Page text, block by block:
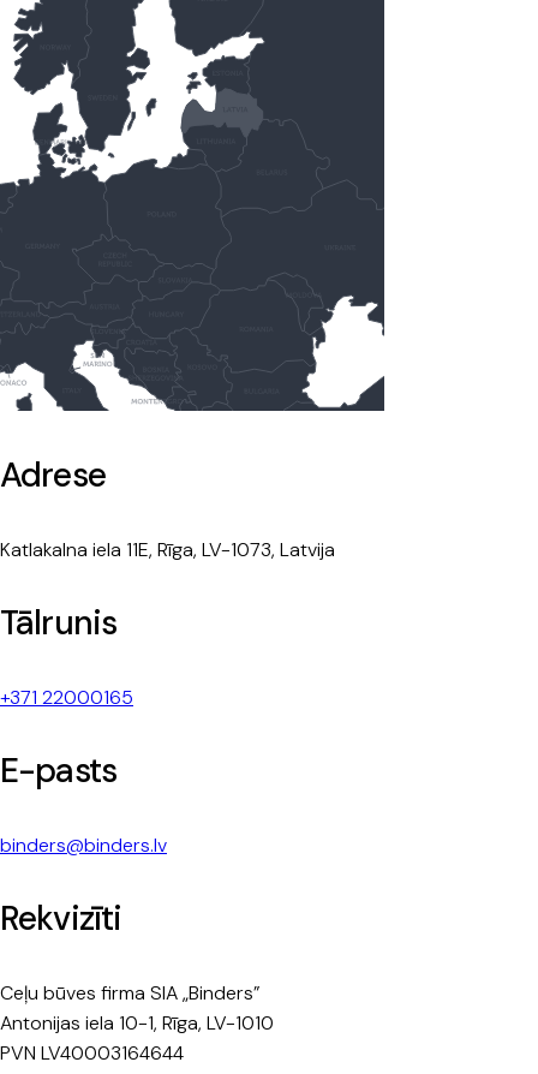
Adrese
Katlakalna iela 11E, Rīga, LV-1073, Latvija
Tālrunis
+371 22000165
E-pasts
binders@binders.lv
Rekvizīti
Ceļu būves firma SIA „Binders”
Antonijas iela 10-1, Rīga, LV-1010
PVN LV40003164644